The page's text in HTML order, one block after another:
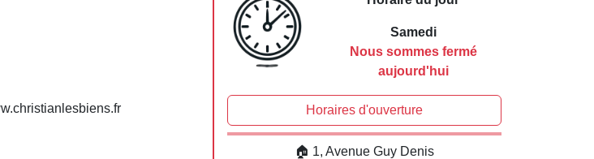
Samedi
Nous sommes fermé
aujourd'hui
Horaires d'ouverture
🏠 1, Avenue Guy Denis